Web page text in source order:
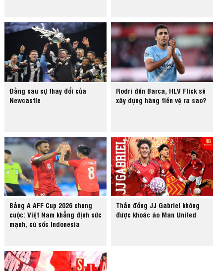
Đằng sau sự thay đổi của
Newcastle
Rodri đến Barca, HLV Flick sẽ
xây dựng hàng tiền vệ ra sao?
Bảng A AFF Cup 2026 chung
cuộc: Việt Nam khẳng định sức
mạnh, cú sốc Indonesia
Thần đồng JJ Gabriel không
được khoác áo Man United